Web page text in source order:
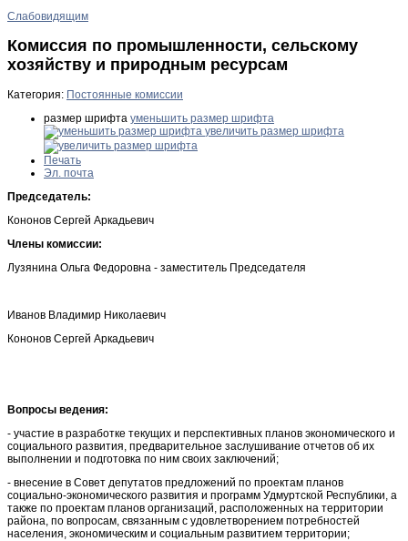
Слабовидящим
Комиссия по промышленности, сельскому
хозяйству и природным ресурсам
Категория: Постоянные комиссии
размер шрифта уменьшить размер шрифта
увеличить размер шрифта
Печать
Эл. почта
Председатель:
Кононов Сергей Аркадьевич
Члены комиссии:
Лузянина Ольга Федоровна - заместитель Председателя
Иванов Владимир Николаевич
Кононов Сергей Аркадьевич
Вопросы ведения:
- участие в разработке текущих и перспективных планов экономического и
социального развития, предварительное заслушивание отчетов об их
выполнении и подготовка по ним своих заключений;
- внесение в Совет депутатов предложений по проектам планов
социально-экономического развития и программ Удмуртской Республики, а
также по проектам планов организаций, расположенных на территории
района, по вопросам, связанным с удовлетворением потребностей
населения, экономическим и социальным развитием территории;